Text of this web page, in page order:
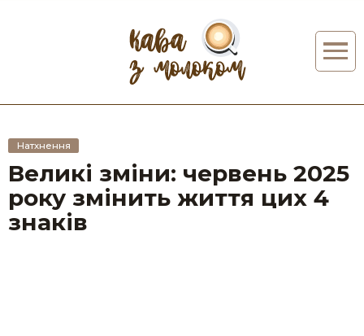
Натхнення
Великі зміни: червень 2025
року змінить життя цих 4
знаків